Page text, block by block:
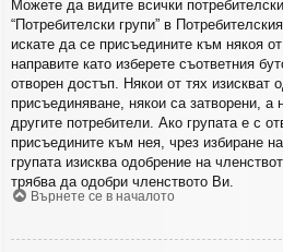
Можете да видите всички
“Потребителски групи” в
искате да се присъедините към някоя
направите като изберете съответния
отворен достъп. Някои от тях изискват
присъединяване, някои са затворени,
другите потребители. Ако групата е с
присъедините към нея, чрез избиране
групата изисква одобрение на
трябва да одобри членството Ви.
Върнете се в началото